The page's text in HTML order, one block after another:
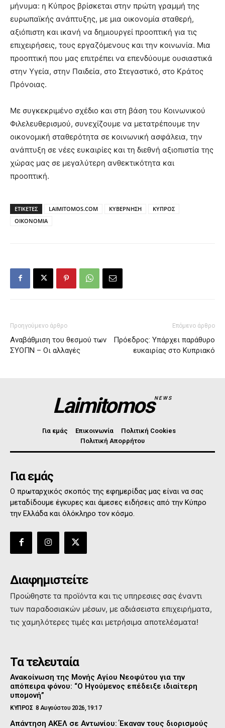
μήνυμα: η Κύπρος βρίσκεται στην πρώτη γραμμή της
ευρωπαϊκής ανάπτυξης, με μια οικονομία σταθερή,
αξιόπιστη και ικανή να δημιουργεί προοπτική για τις
επιχειρήσεις, τους εργαζόμενους και την κοινωνία. Μια
προοπτική που μας επιτρέπει να επενδύουμε ουσιαστικά
στην Υγεία, στην Παιδεία, στο Στεγαστικό, στο Κράτος
Πρόνοιας.
Με συγκεκριμένο σχέδιο και στη βάση του Κοινωνικού
Φιλελευθερισμού, συνεχίζουμε να μετατρέπουμε την
οικονομική σταθερότητα σε κοινωνική ασφάλεια, την
ανάπτυξη σε νέες ευκαιρίες και τη διεθνή αξιοπιστία της
χώρας μας σε μεγαλύτερη ανθεκτικότητα και
προοπτική.
ΕΤΙΚΕΤΕΣ LAIMITOMOS.COM ΚΥΒΕΡΝΗΣΗ
ΚΥΠΡΟΣ
ΟΙΚΟΝΟΜΙΑ
Προηγούμενο άρθρο
Αναβάθμιση του θεσμού των
ΣΥΟΠΝ – Οι αλλαγές
Επόμενο άρθρο
Πρόεδρος: Υπάρχει παράθυρο
ευκαιρίας στο Κυπριακό
LaimitomosNEWS
Για εμάς Επικοινωνία
Πολιτική Cookies
Πολιτική Απορρήτου
Για εμάς
Ο πρωταρχικός σκοπός της εφημερίδας μας είναι να σας
μεταδίδουμε έγκυρες και άμεσες ειδήσεις από την Κύπρο
την Ελλάδα και όλόκληρο τον κόσμο.
Διαφημιστείτε
Προώθηστε τα προϊόντα και τις υπηρεσιες σας έναντι
των παραδοσιακών μέσων, με αδιάσειστα επιχειρήματα,
τις χαμηλότερες τιμές και μετρήσιμα αποτελέσματα!
Τα τελευταία
Ανακοίνωση της Μονής Αγίου Νεοφύτου για την
απόπειρα φόνου: “Ο Ηγούμενος επέδειξε ιδιαίτερη
υπομονή”
ΚΥΠΡΟΣ 8 Αυγούστου 2026, 19:17
Απάντηση ΑΚΕΛ σε Αντωνίου: Έκαναν τους διορισμούς